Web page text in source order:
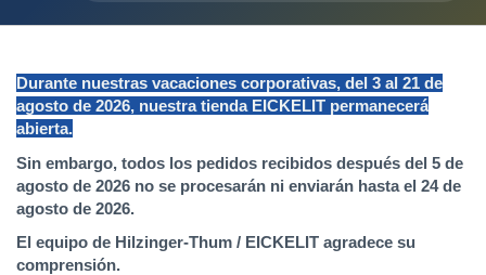
Durante nuestras vacaciones corporativas, del 3 al 21 de
agosto de 2026, nuestra tienda EICKELIT permanecerá
abierta.
Sin embargo, todos los pedidos recibidos después del 5 de
agosto de 2026 no se procesarán ni enviarán hasta el 24 de
agosto de 2026.
El equipo de Hilzinger-Thum / EICKELIT agradece su
comprensión.